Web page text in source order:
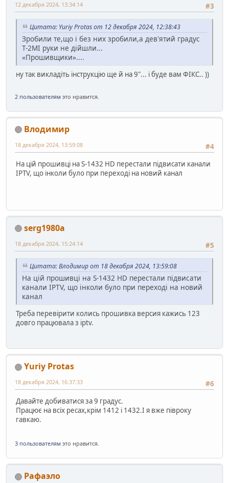
#3
12 декабря 2024, 13:34:14
Цитата: Yuriy Protas от 12 декабря 2024, 12:38:43
Зробили те,що і без них зробили,а дев'ятий градус
Т-2МІ руки не дійшли...
«Прошивщики»....
ну так викладіть інструкцію ще й на 9"... і буде вам ФІКС.. ))
2 пользователям это нравится.
Влодимир
#4
18 декабря 2024, 13:59:08
На цій прошивці на S-1432 HD перестали підвисати канали
IPTV, що інколи було при переході на новий канал
serg1980a
#5
18 декабря 2024, 15:24:14
Цитата: Влодимир от 18 декабря 2024, 13:59:08
На цій прошивці на S-1432 HD перестали підвисати
канали IPTV, що інколи було при переході на новий
канал
Треба перевірити колись прошивка версия кажись 123
довго працювала з iptv.
Yuriy Protas
#6
18 декабря 2024, 16:37:33
Давайте добиватися за 9 градус.
Працює на всіх ресах,крім 1412 і 1432.І я вже півроку
гавкаю.
3 пользователям это нравится.
Рафаэло